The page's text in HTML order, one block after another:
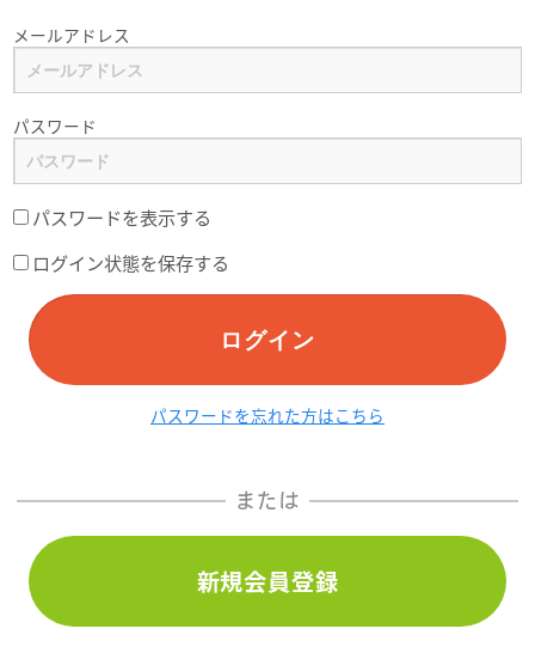
メールアドレス
パスワード
パスワードを表示する
ログイン状態を保存する
ログイン
パスワードを忘れた方はこちら
または
新規会員登録